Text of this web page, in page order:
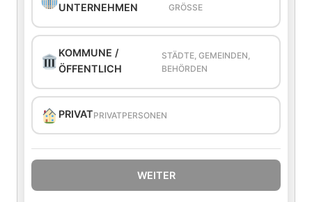
UNTERNEHMEN
GRÖSSE
KOMMUNE /
ÖFFENTLICH
STÄDTE, GEMEINDEN,
BEHÖRDEN
PRIVATPRIVATPERSONEN
WEITER